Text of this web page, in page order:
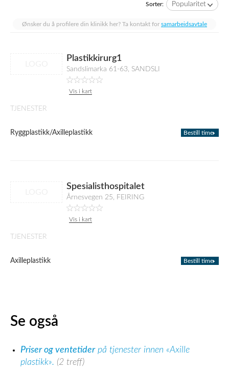
Sorter: Popularitet
Ønsker du å profilere din klinikk her? Ta kontakt for samarbeidsavtale
Plastikkirurg1
Sandslimarka 61-63, SANDSLI
Vis i kart
TJENESTER
Ryggplastikk/Axilleplastikk Bestill time
Spesialisthospitalet
Årnesvegen 25, FEIRING
Vis i kart
TJENESTER
Axilleplastikk Bestill time
Se også
Priser og ventetiderpå tjenester innen «Axille
plastikk». (2 treff)